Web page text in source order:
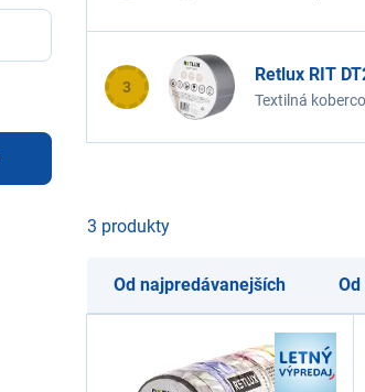
3
Retlux RIT
Textilná
3 produkty
Od najpredávanejších